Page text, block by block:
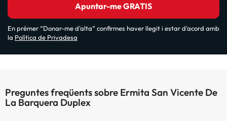
Apuntar-me GRATIS
En prémer “Donar-me d'alta” confirmes haver llegit i estar d'acord amb
la Política de Privadesa
Preguntes freqüents sobre Ermita San Vicente De
La Barquera Duplex